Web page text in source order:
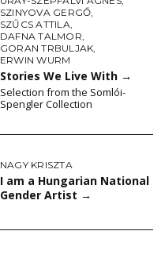
SZINYOVA GERGŐ,
SZŰCS ATTILA,
DAFNA TALMOR,
GORAN TRBULJAK,
ERWIN WURM
Stories We Live With →
Selection from the Somlói-
Spengler Collection
NAGY KRISZTA
I am a Hungarian National
Gender Artist →